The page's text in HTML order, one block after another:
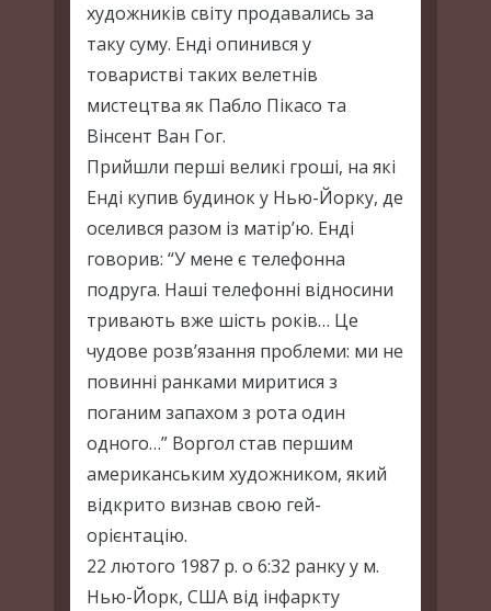
художників світу продавались за
таку суму. Енді опинився у
товаристві таких велетнів
мистецтва як Пабло Пікасо та
Вінсент Ван Гог.
Прийшли перші великі гроші, на які
Енді купив будинок у Нью-Йорку, де
оселився разом із матір’ю. Енді
говорив: “У мене є телефонна
подруга. Наші телефонні відносини
тривають вже шість років… Це
чудове розв’язання проблеми: ми не
повинні ранками миритися з
поганим запахом з рота один
одного…” Воргол став першим
американським художником, який
відкрито визнав свою гей-
орієнтацію.
22 лютого 1987 р. о 6:32 ранку у м.
Нью-Йорк, США від інфаркту